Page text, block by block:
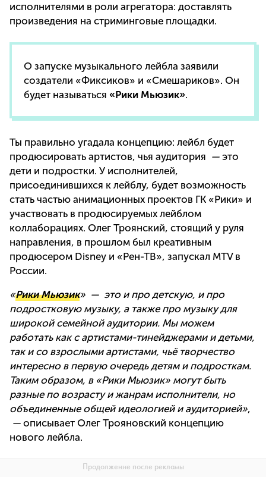
исполнителями в роли агрегатора: доставлять
произведения на стриминговые площадки.
О запуске музыкального лейбла заявили
создатели «Фиксиков» и «Смешариков». Он
будет называться «Рики Мьюзик».
Ты правильно угадала концепцию: лейбл будет
продюсировать артистов, чья аудитория — это
дети и подростки. У исполнителей,
присоединившихся к лейблу, будет возможность
стать частью анимационных проектов ГК «Рики» и
участвовать в продюсируемых лейблом
коллаборациях. Олег Троянский, стоящий у руля
направления, в прошлом был креативным
продюсером Disney и «Рен-ТВ», запускал MTV в
России.
«Рики Мьюзик» — это и про детскую, и про
подростковую музыку, а также про музыку для
широкой семейной аудитории. Мы можем
работать как с артистами-тинейджерами и детьми,
так и со взрослыми артистами, чьё творчество
интересно в первую очередь детям и подросткам.
Таким образом, в «Рики Мьюзик» могут быть
разные по возрасту и жанрам исполнители, но
объединенные общей идеологией и аудиторией»,
— описывает Олег Трояновский концепцию
нового лейбла.